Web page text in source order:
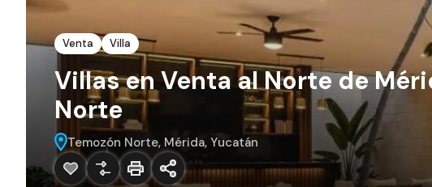
Venta Villa
Villas en Venta al Norte de
Norte
Temozón Norte, Mérida, Yucatán